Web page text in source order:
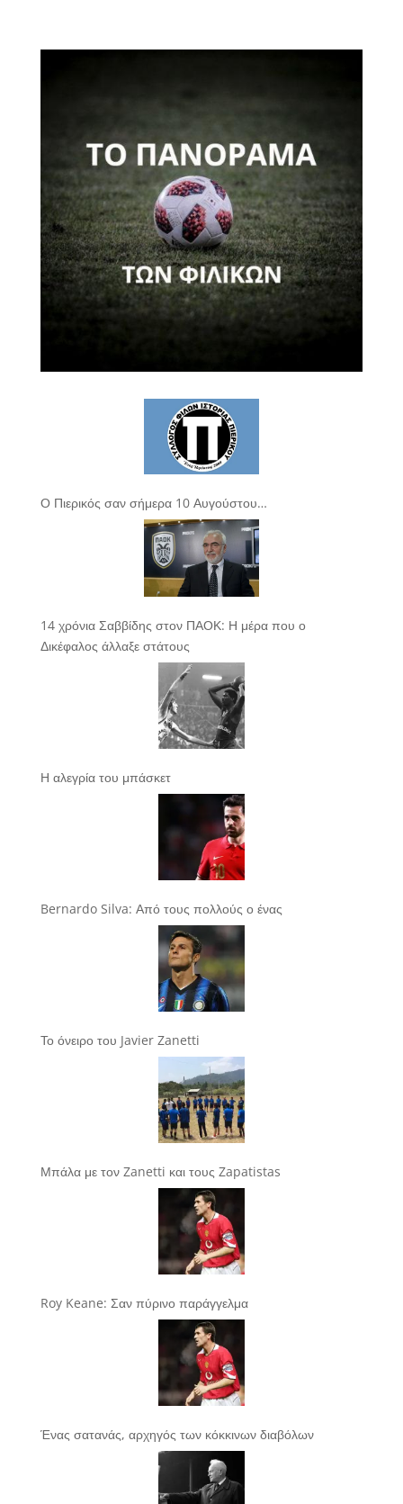
Ο Πιερικός σαν σήμερα 10 Αυγούστου…
14 χρόνια Σαββίδης στον ΠΑΟΚ: Η μέρα που ο
Δικέφαλος άλλαξε στάτους
Η αλεγρία του μπάσκετ
Bernardo Silva: Από τους πολλούς ο ένας
Το όνειρο του Javier Zanetti
Μπάλα με τον Zanetti και τους Zapatistas
Roy Keane: Σαν πύρινο παράγγελμα
Ένας σατανάς, αρχηγός των κόκκινων διαβόλων